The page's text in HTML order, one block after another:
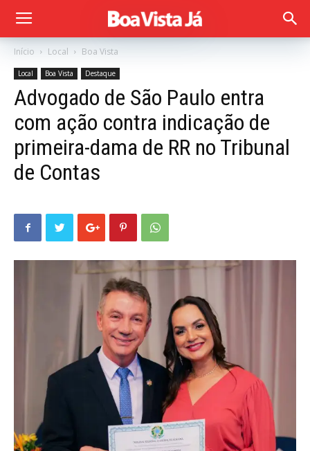
Início Local Boa Vista
Local Boa Vista Destaque
Advogado de São Paulo entra
com ação contra indicação de
primeira-dama de RR no Tribunal
de Contas